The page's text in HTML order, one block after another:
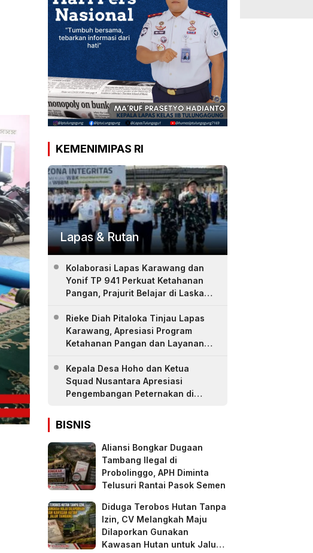
KEMENIMIPAS RI
Lapas & Rutan
Kolaborasi Lapas Karawang dan
Yonif TP 941 Perkuat Ketahanan
Pangan, Prajurit Belajar di Laskar
Rieke Diah Pitaloka Tinjau Lapas
Karawang, Apresiasi Program
Ketahanan Pangan dan Layanan
Kepala Desa Hoho dan Ketua
Squad Nusantara Apresiasi
Pengembangan Peternakan di
BISNIS
Aliansi Bongkar Dugaan
Tambang Ilegal di
Probolinggo, APH Diminta
Telusuri Rantai Pasok Semen
Diduga Terobos Hutan Tanpa
Izin, CV Melangkah Maju
Dilaporkan Gunakan
Kawasan Hutan untuk Jalur